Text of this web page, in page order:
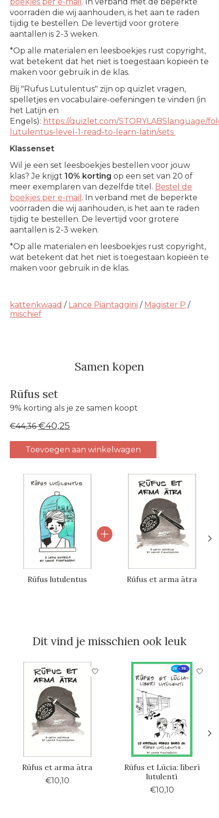
voorraden die wij aanhouden, is het aan te raden
tijdig te bestellen. De levertijd voor grotere
aantallen is 2-3 weken.
*Op alle materialen en leesboekjes rust copyright,
wat betekent dat het niet is toegestaan kopieën te
maken voor gebruik in de klas.
Bij "Rufus Lutulentus" zijn op quizlet vragen,
spelletjes en vocabulaire-oefeningen te vinden (in
het Latijn en
Engels): https://quizlet.com/STORYLABSlanguage/
lutulentus-level-1-read-to-learn-latin/sets
Klassenset
Wil je een set leesboekjes bestellen voor jouw
klas? Je krijgt 10% korting op een set van 20 of
meer exemplaren van dezelfde titel. Bestel de
boekjes per e-mail . In verband met de beperkte
voorraden die wij aanhouden, is het aan te raden
tijdig te bestellen. De levertijd voor grotere
aantallen is 2-3 weken.
*Op alle materialen en leesboekjes rust copyright,
wat betekent dat het niet is toegestaan kopieën te
maken voor gebruik in de klas.
kattenkwaad / Lance Piantaggini / Magister P /
mischief
Samen kopen
Rūfus set
9% korting als je ze samen koopt
€44,36€40,25
Toevoegen aan winkelwagen
Carrousel van gebundelde producten
Rūfus lutulentus Rūfus et arma ātra
Dit vind je misschien ook leuk
Items van productcarrousel
Rūfus et arma ātra
€10,10
Rūfus et Lūcia: līberī
lutulentī
€10,10